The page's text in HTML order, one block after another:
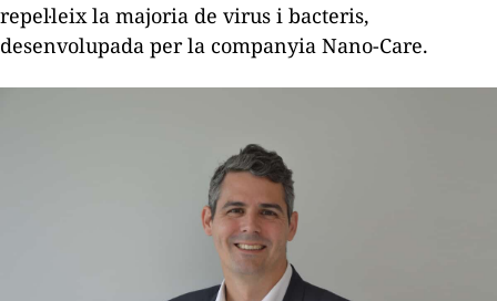
repel·leix la majoria de virus i bacteris,
desenvolupada per la companyia Nano-Care.